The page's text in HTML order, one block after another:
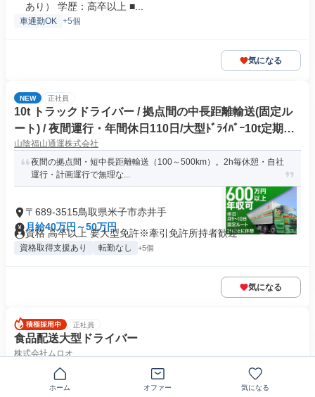
あり） 学歴：高卒以上 ■...
車通勤OK +5個
気になる
NEW 正社員
10t トラックドライバー / 拠点間の中長距離輸送(固定ル
ート) / 夜間運行・年間休日110日/大型ﾄﾞﾗｲﾊﾞｰ10t定期夜
間幹線便(正社員)
山陰福山通運株式会社
夜間の拠点間・短中長距離輸送（100～500km）。2h毎休憩・自社
運行・計画運行で無理な...
〒689-3515鳥取県米子市赤井手
月給40万円～50万円
資格 高卒以上 要大型免許※牽引免許所持者歓迎
資格取得支援あり 転勤なし +5個
気になる
正社員
食品配送大型ドライバー
株式会社ムロオ
★ムロオの正社員募集★大型ドライバーとして活躍しよう！
ホーム オファー 気になる